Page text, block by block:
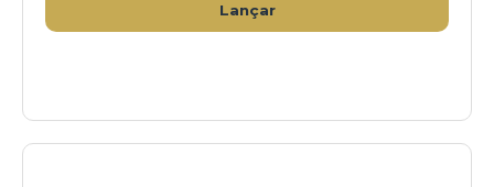
Lançar